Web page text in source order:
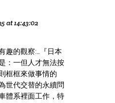
at 14:43:02
趣的觀察:…『日本
：一但人才無法按
框框來做事情的
世代交替的永續問
體系裡面工作，特